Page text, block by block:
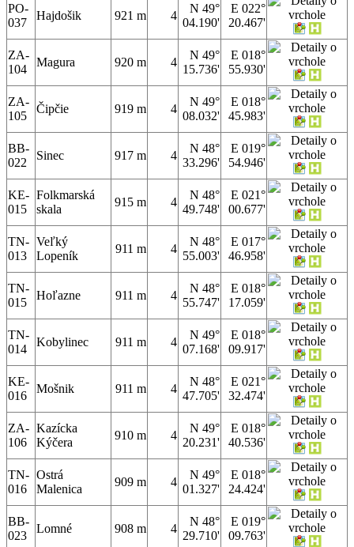
PO-
037
Hajdošik 921 m 4
N 49°
04.190'
E 022°
20.467'
ZA-
104
Magura 920 m 4
N 49°
15.736'
E 018°
55.930'
ZA-
105
Čipčie 919 m 4
N 49°
08.032'
E 018°
45.983'
BB-
022
Sinec 917 m 4
N 48°
33.296'
E 019°
54.946'
KE-
015
Folkmarská
skala
915 m 4
N 48°
49.748'
E 021°
00.677'
TN-
013
Veľký
Lopeník
911 m 4
N 48°
55.003'
E 017°
46.958'
TN-
015
Hoľazne 911 m 4
N 48°
55.747'
E 018°
17.059'
TN-
014
Kobylinec 911 m 4
N 49°
07.168'
E 018°
09.917'
KE-
016
Mošnik 911 m 4
N 48°
47.705'
E 021°
32.474'
ZA-
106
Kazícka
Kýčera
910 m 4
N 49°
20.231'
E 018°
40.536'
TN-
016
Ostrá
Malenica
909 m 4
N 49°
01.327'
E 018°
24.424'
BB-
023
Lomné 908 m 4
N 48°
29.710'
E 019°
09.763'